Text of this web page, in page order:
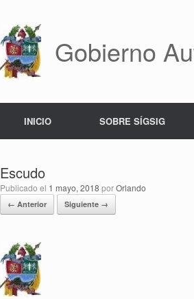
Gobierno
INICIO SOBRE SÍGSIG
Escudo
Publicado el 1 mayo, 2018 porOrlando
← Anterior Siguiente →